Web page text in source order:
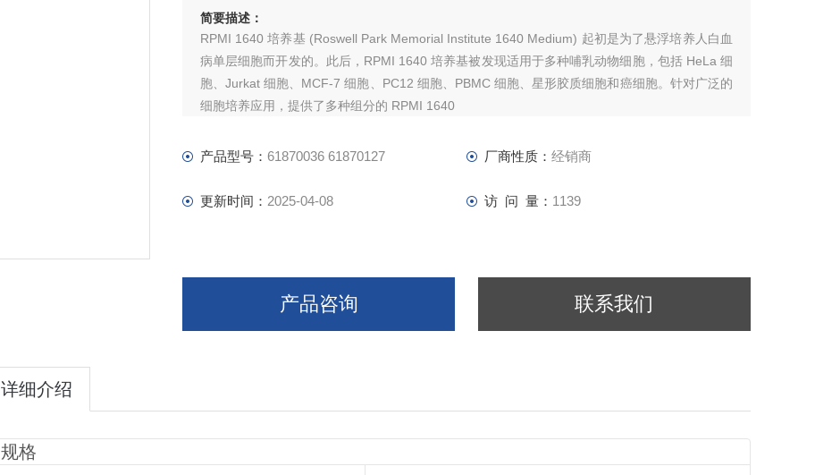
简要描述：
RPMI 1640 培养基 (Roswell Park Memorial Institute 1640 Medium) 起初是为了悬浮培养人白血
病单层细胞而开发的。此后，RPMI 1640 培养基被发现适用于多种哺乳动物细胞，包括 HeLa 细
胞、Jurkat 细胞、MCF-7 细胞、PC12 细胞、PBMC 细胞、星形胶质细胞和癌细胞。针对广泛的
细胞培养应用，提供了多种组分的 RPMI 1640
产品型号： 61870036 61870127 厂商性质： 经销商
更新时间： 2025-04-08 访 问 量： 1139
产品咨询 联系我们
详细介绍
规格